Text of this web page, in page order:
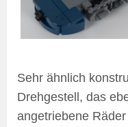
Sehr ähnlich
Drehgestell, das
angetriebene